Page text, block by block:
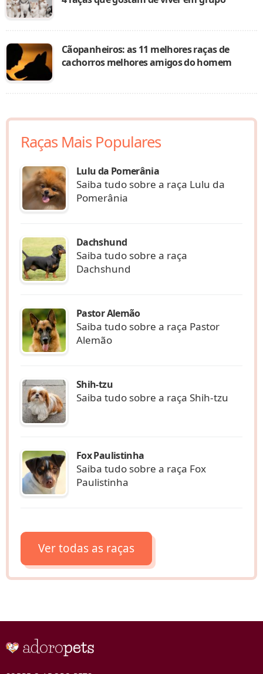
Cãopanheiros: as 11 melhores raças de
cachorros melhores amigos do homem
Raças Mais Populares
Lulu da Pomerânia
Saiba tudo sobre a raça Lulu da
Pomerânia
Dachshund
Saiba tudo sobre a raça
Dachshund
Pastor Alemão
Saiba tudo sobre a raça Pastor
Alemão
Shih-tzu
Saiba tudo sobre a raça Shih-tzu
Fox Paulistinha
Saiba tudo sobre a raça Fox
Paulistinha
Ver todas as raças